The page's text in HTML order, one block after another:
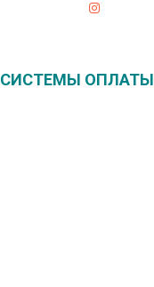
СИСТЕМЫ ОПЛАТЫ